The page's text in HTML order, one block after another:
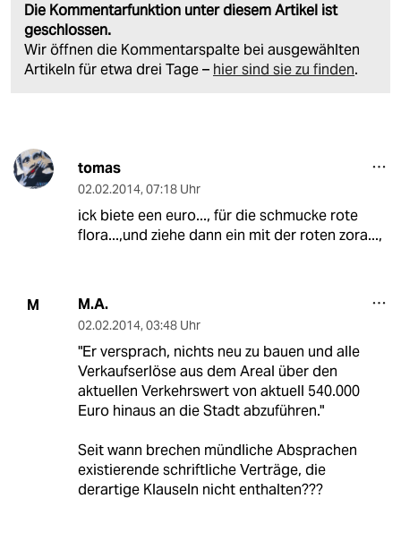
Die Kommentarfunktion unter diesem Artikel ist
geschlossen.
Wir öffnen die Kommentarspalte bei ausgewählten
Artikeln für etwa drei Tage – hier sind sie zu finden.
tomas
02.02.2014, 07:18 Uhr
ick biete een euro..., für die schmucke rote
flora...,und ziehe dann ein mit der roten zora...,
M M.A.
02.02.2014, 03:48 Uhr
"Er versprach, nichts neu zu bauen und alle
Verkaufserlöse aus dem Areal über den
aktuellen Verkehrswert von aktuell 540.000
Euro hinaus an die Stadt abzuführen."
Seit wann brechen mündliche Absprachen
existierende schriftliche Verträge, die
derartige Klauseln nicht enthalten???